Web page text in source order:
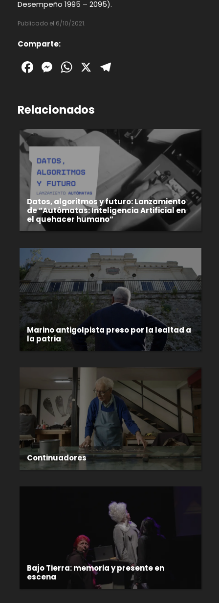
Desempeño 1995 – 2095).
Publicado el 6/10/2021.
Comparte:
Facebook
Messenger
WhatsApp
X
Relacionados
Datos, algoritmos y futuro: Lanzamiento
de “Autómatas: Inteligencia Artificial en
el quehacer humano”
Marino antigolpista preso por la lealtad a
la patria
Continuadores
Bajo Tierra: memoria y presente en
escena